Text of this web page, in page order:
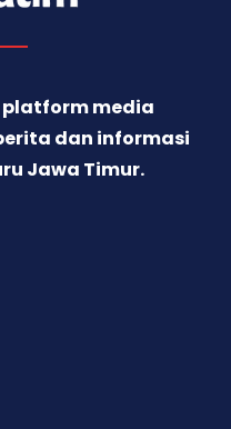
media
dan informasi
Jawa Timur.